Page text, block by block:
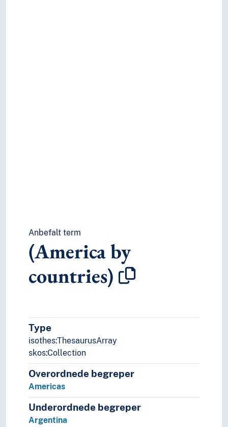
Anbefalt term
(America by
countries)
Type
isothes:ThesaurusArray
skos:Collection
Overordnede begreper
Americas
Underordnede begreper
Argentina